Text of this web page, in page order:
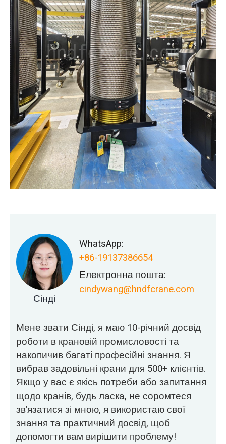
Сінді
WhatsApp:
+86-19137386654
Електронна пошта:
cindywang@hndfcrane.com
Мене звати Сінді, я маю 10-річний досвід
роботи в крановій промисловості та
накопичив багаті професійні знання. Я
вибрав задовільні крани для 500+ клієнтів.
Якщо у вас є якісь потреби або запитання
щодо кранів, будь ласка, не соромтеся
зв’язатися зі мною, я використаю свої
знання та практичний досвід, щоб
допомогти вам вирішити проблему!